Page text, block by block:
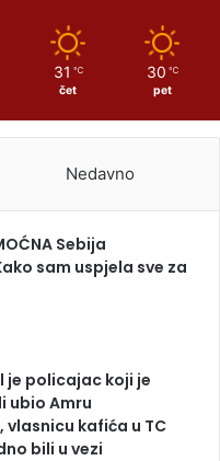
31 ℃
čet
30 ℃
pet
Nedavno
Sebija
sam uspjela sve za
je policajac koji je
ubio Amru
vlasnicu kafića u TC
bili u vezi